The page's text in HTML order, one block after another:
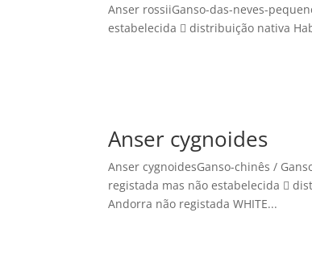
Anser rossiiGanso-das-neves-
estabelecida  distribuição nativa
Anser cygnoides
Anser cygnoidesGanso-chinês /
registada mas não estabelecida 
Andorra não registada WHITE...